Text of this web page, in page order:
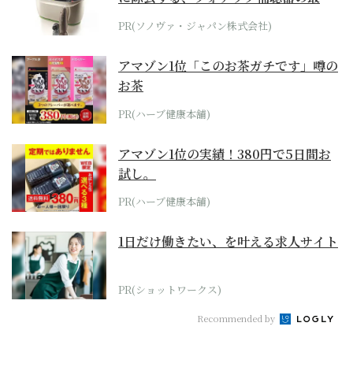
位モデル
PR(ソノヴァ・ジャパン株式会社)
アマゾン1位「このお茶ガチです」噂の
お茶
PR(ハーブ健康本舗)
アマゾン1位の実績！380円で5日間お
試し。
PR(ハーブ健康本舗)
1日だけ働きたい、を叶える求人サイト
PR(ショットワークス)
Recommended by